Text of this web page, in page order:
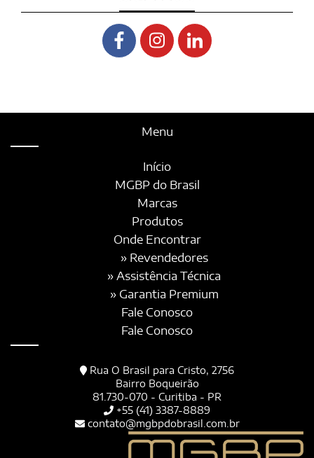
Menu
Início
MGBP do Brasil
Marcas
Produtos
Onde Encontrar
» Revendedores
» Assistência Técnica
» Garantia Premium
Fale Conosco
Fale Conosco
Rua O Brasil para Cristo, 2756
Bairro Boqueirão
81.730-070 - Curitiba - PR
+55 (41) 3387-8889
contato@mgbpdobrasil.com.br